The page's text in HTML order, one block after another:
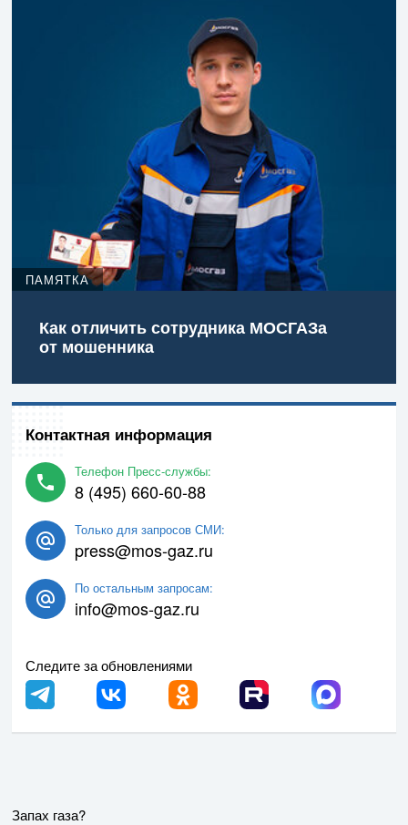
ПАМЯТКА
Как отличить сотрудника МОСГАЗа
от мошенника
Контактная информация
Телефон Пресс-службы:
8 (495) 660-60-88
Только для запросов СМИ:
press@mos-gaz.ru
По остальным запросам:
info@mos-gaz.ru
Следите за обновлениями
Запах газа?